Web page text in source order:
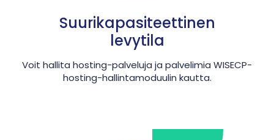
Suurikapasiteettinen
levytila
Voit hallita hosting-palveluja ja palvelimia WISECP-
hosting-hallintamoduulin kautta.